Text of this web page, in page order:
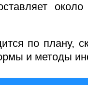
около
по плану,
и методы